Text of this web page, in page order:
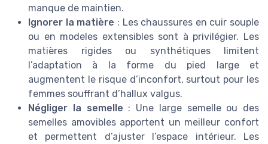
manque de maintien.
Ignorer la matière : Les chaussures en cuir souple
ou en modeles extensibles sont à privilégier. Les
matières rigides ou synthétiques limitent
l’adaptation à la forme du pied large et
augmentent le risque d’inconfort, surtout pour les
femmes souffrant d’hallux valgus.
Négliger la semelle : Une large semelle ou des
semelles amovibles apportent un meilleur confort
et permettent d’ajuster l’espace intérieur. Les